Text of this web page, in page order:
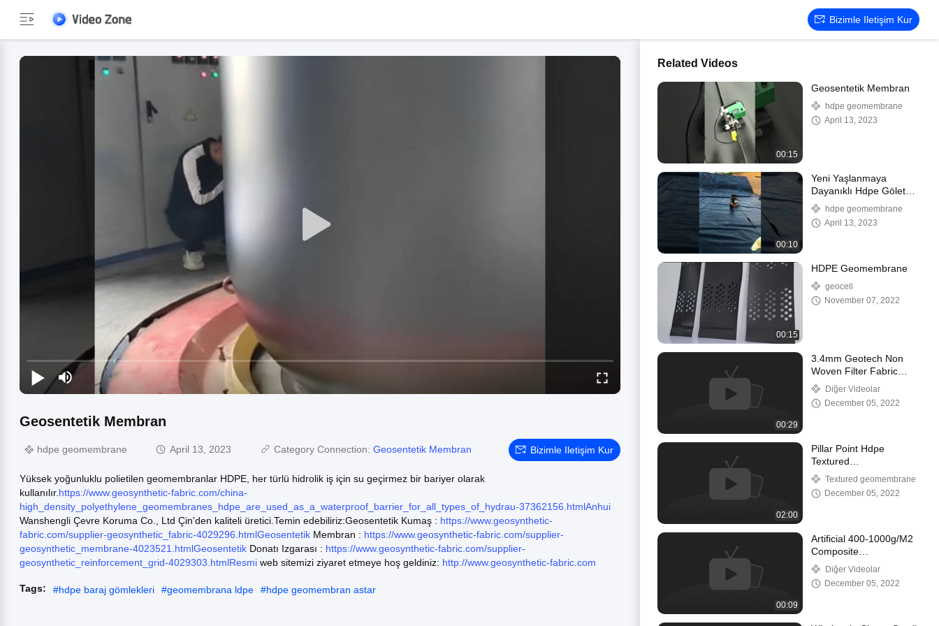
Bizimle Iletişim Kur
Geosentetik Membran
hdpe geomembrane April 13, 2023 Category Connection: Geosentetik Membran Bizimle Iletişim Kur
Yüksek yoğunluklu polietilen geomembranlar HDPE, her türlü hidrolik iş için su geçirmez bir bariyer olarak
kullanılır. https://www.geosynthetic-fabric.com/china-
high_density_polyethylene_geomembranes_hdpe_are_used_as_a_waterproof_barrier_for_all_types_of_hydrau-37362156.htmlAnhui
Wanshengli Çevre Koruma Co., Ltd Çin'den kaliteli üretici.Temin edebiliriz:Geosentetik Kumaş : https://www.geosynthetic-
fabric.com/supplier-geosynthetic_fabric-4029296.htmlGeosentetik Membran : https://www.geosynthetic-fabric.com/supplier-
geosynthetic_membrane-4023521.htmlGeosentetik Donatı Izgarası : https://www.geosynthetic-fabric.com/supplier-
geosynthetic_reinforcement_grid-4029303.htmlResmi web sitemizi ziyaret etmeye hoş geldiniz: http://www.geosynthetic-fabric.com
Tags: #hdpe baraj gömlekleri #geomembrana ldpe #hdpe geomembran astar
Related Videos
00:15
Geosentetik Membran
hdpe geomembrane
April 13, 2023
00:10
Yeni Yaşlanmaya
Dayanıklı Hdpe Gölet
Astarı Hdpe Geçirimsiz
Membran Çift Pürüzsüz
hdpe Geomembran
hdpe geomembrane
April 13, 2023
00:15
HDPE Geomembrane
geocell
November 07, 2022
00:29
3.4mm Geotech Non
Woven Filter Fabric
Geosynthetic Fabric For
Road Construction
Diğer Videolar
December 05, 2022
02:00
Pillar Point Hdpe
Textured
Geomembrane For
Vertical Slop
Antiseepage
Textured geomembrane
December 05, 2022
00:09
Artificial 400-1000g/M2
Composite
Geomembrane HDPE
Pond Liner Sheet
Diğer Videolar
December 05, 2022